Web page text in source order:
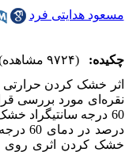
مسعود هدایتی فرد
چکیده:
(۹۷۲۴ مشاهده)
اثر خشک کردن
درصد
خشک کردن اثری روی